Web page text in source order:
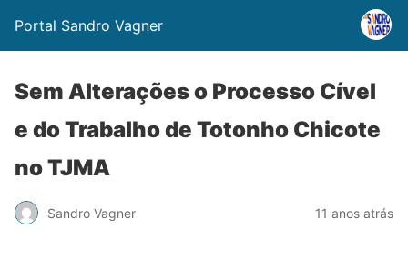
Portal Sandro Vagner
Sem Alterações o Processo Cível
e do Trabalho de Totonho Chicote
no TJMA
Sandro Vagner 11 anos atrás